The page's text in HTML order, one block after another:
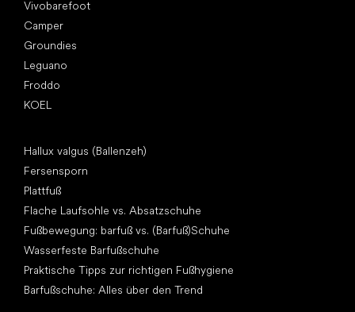
Vivobarefoot
Camper
Groundies
Leguano
Froddo
KOEL
Hallux valgus (Ballenzeh)
Fersensporn
Plattfuß
Flache Laufsohle vs. Absatzschuhe
Fußbewegung: barfuß vs. (Barfuß)Schuhe
Wasserfeste Barfußschuhe
Praktische Tipps zur richtigen Fußhygiene
Barfußschuhe: Alles über den Trend